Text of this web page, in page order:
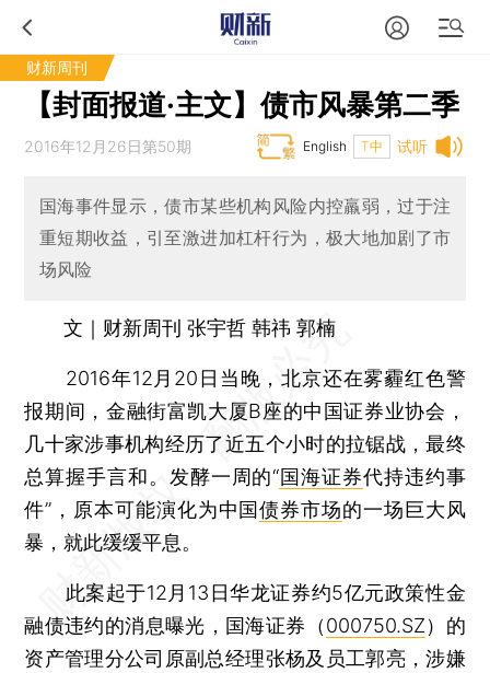
财新周刊
【封面报道·主文】债市风暴第二季
试听
2016年12月26日第50期 T中
English
国海事件显示，债市某些机构风险内控羸弱，过于注
重短期收益，引至激进加杠杆行为，极大地加剧了市
场风险
文｜财新周刊 张宇哲 韩祎 郭楠
2016年12月20日当晚，北京还在雾霾红色警
报期间，金融街富凯大厦B座的中国证券业协会，
几十家涉事机构经历了近五个小时的拉锯战，最终
总算握手言和。发酵一周的“国海证券代持违约事
件”，原本可能演化为中国债券市场的一场巨大风
暴，就此缓缓平息。
此案起于12月13日华龙证券约5亿元政策性金
融债违约的消息曝光，国海证券（000750.SZ）的
资产管理分公司原副总经理张杨及员工郭亮，涉嫌